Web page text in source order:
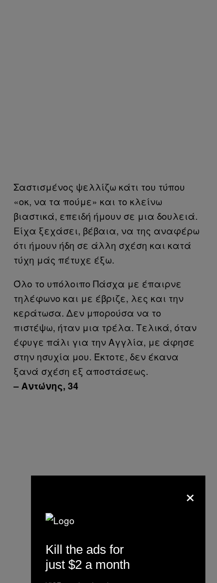
Σαστισμένος ψελλίζω κάτι του τύπου
«οκ, να τα πούμε» και το κλείνω
βιαστικά, επειδή ήμουν σε μια δουλειά.
Είχα ξεχάσει, βέβαια, να της αναφέρω
ότι ήμουν ήδη σε άλλη σχέση και κατά
τύχη μάς πέτυχε έξω.
Όλο το υπόλοιπο Πάσχα με έπαιρνε
τηλέφωνο και με έβριζε, λες και την
κεράτωσα. Δεν μπορούσα να το
πιστέψω, ήταν μια τρέλα. Τελικά, όταν
έφυγε πάλι για την Αγγλία, με άφησε
στην ησυχία μου. Έκτοτε, δεν έκανα
ξανά σχέση εξ αποστάσεως.
– Αντώνης, 34
×
Kill the ads for
just $2 a month